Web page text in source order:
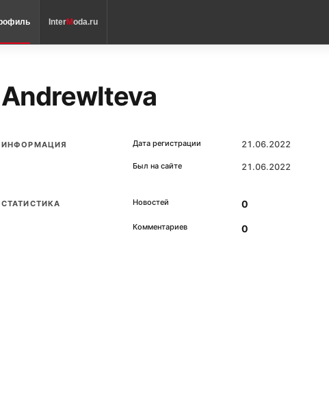
InterModa.ru
AndrewIteva
ИНФОРМАЦИЯ Дата регистрации 21.06.2022
Был на сайте 21.06.2022
СТАТИСТИКА Новостей 0
Комментариев 0